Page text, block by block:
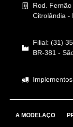
Rod.
Citrolândia -
Filial: (31)
BR-381 -
A MODELAÇO